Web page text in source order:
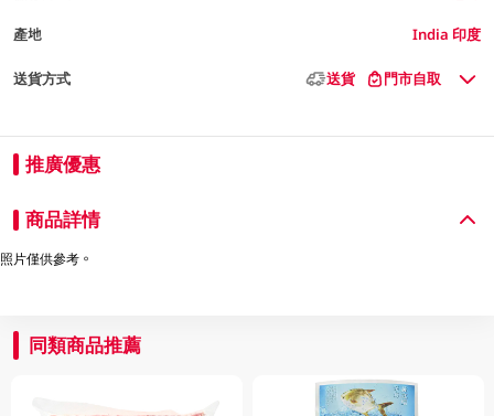
產地 India 印度
送貨方式 送貨 門市自取
推廣優惠
商品詳情
照片僅供參考。
同類商品推薦